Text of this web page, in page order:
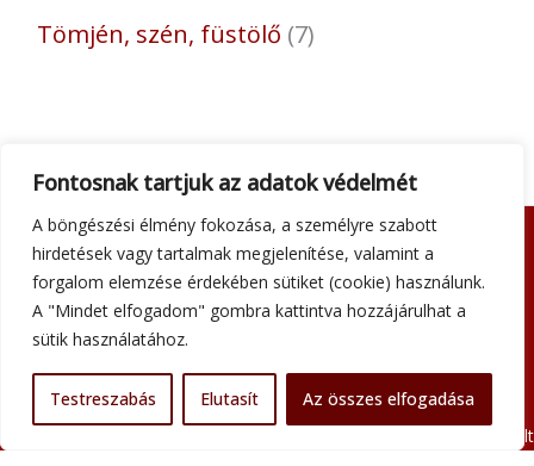
Fontosnak tartjuk az adatok védelmét
A böngészési élmény fokozása, a személyre szabott
hirdetések vagy tartalmak megjelenítése, valamint a
forgalom elemzése érdekében sütiket (cookie) használunk.
A "Mindet elfogadom" gombra kattintva hozzájárulhat a
sütik használatához.
Testreszabás Elutasít Az összes elfogadása
Tömjén, szén, füstölő 7
Adatkezelési tájékoztató
Általános szerződési feltételek
Kapcsolat
Minden jog fenntartva © 2026 Szent Atanáz Könyv- és Kegytárgybolt